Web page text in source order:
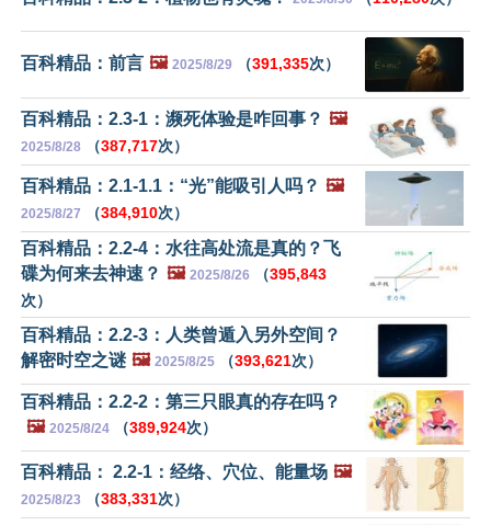
百科精品：前言 🖼️ 2025/8/29 （391,335次）
百科精品：2.3-1：濒死体验是咋回事？ 🖼️
2025/8/28 （387,717次）
百科精品：2.1-1.1：“光”能吸引人吗？ 🖼️
2025/8/27 （384,910次）
百科精品：2.2-4：水往高处流是真的？飞
碟为何来去神速？ 🖼️ 2025/8/26 （395,843
次）
百科精品：2.2-3：人类曾遁入另外空间？
解密时空之谜 🖼️ 2025/8/25 （393,621次）
百科精品：2.2-2：第三只眼真的存在吗？
🖼️ 2025/8/24 （389,924次）
百科精品： 2.2-1：经络、穴位、能量场 🖼️
2025/8/23 （383,331次）